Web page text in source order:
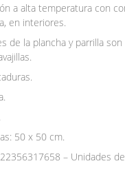
a alta temperatura con
en interiores.
de la plancha y parrilla
50 x 50 cm.
– Unidades